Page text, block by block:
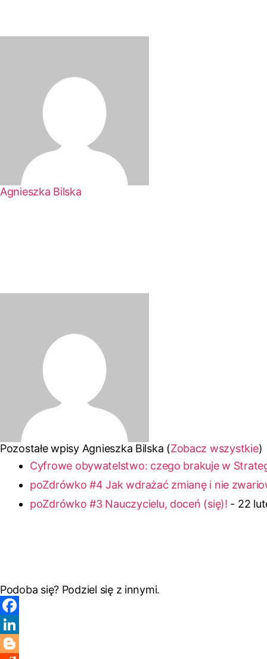
Agnieszka Bilska
Pozostałe wpisy Agnieszka Bilska (Zobacz wszystkie)
Cyfrowe obywatelstwo: czego brakuje w
poZdrówko #4 Jak wdrażać zmianę i nie
poZdrówko #3 Nauczycielu, doceń (się)! - 22
Podoba się? Podziel się z innymi.
F
aL